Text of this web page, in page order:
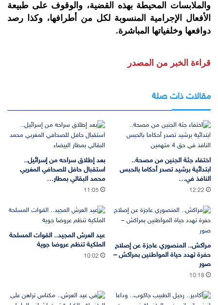
والملابسات المحيطة بهذه القضية، والوقوف على طبيعة
الأفعال الإجرامية المنسوبة لكل من أطرافها، وكذا رصد
دوافعها وخلفياتها المباشرة.
قراءة الخبر من المصدر
مقالات ذات صلة
اختفاء جثة الجنين من مصحة..
ابتدائية برشيد تصدر أحكاما بالحبس
النافذ في…
12:22
بعد إطلاق سراحه من إسرائيل..
استقبال حافل للصحافي المغربي
محمد البقالي بمطار…
11:05
مراكش.. المنصوري عاجزة عن إصلاح
حفرة تهدد حياة المواطنين بمراكش –
صور
10:18
عيد العرش المجيد.. القوات المسلحة
الملكية تنظم عروضا جوية
10:02